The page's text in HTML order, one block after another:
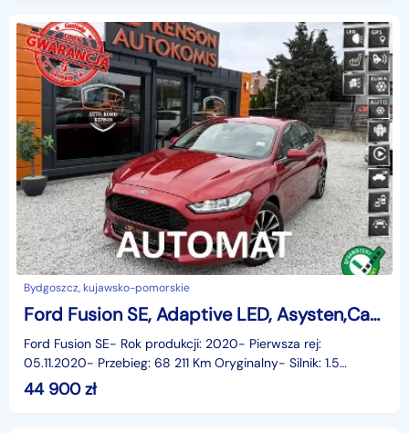
Bydgoszcz, kujawsko-pomorskie
Ford Fusion SE, Adaptive LED, Asysten,CarPlay,Martwe Pole,Tempomat, Kamera Cofan
Ford Fusion SE- Rok produkcji: 2020- Pierwsza rej:
05.11.2020- Przebieg: 68 211 Km Oryginalny- Silnik: 1.5
Benzyna 160 KM- Skrzynia: Automatyczna- Napęd: Na prz
44 900zł